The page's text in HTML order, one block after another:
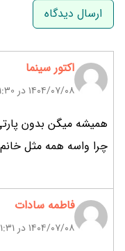
ایمیل
اکتور سینما
۱۴۰۴/۰۷/۰۸ در 1:30 ب.ظ
همیشه میگن بدون
چرا واسه همه مثل
فاطمه سادات
۱۴۰۴/۰۷/۰۸ در 1:31 ب.ظ